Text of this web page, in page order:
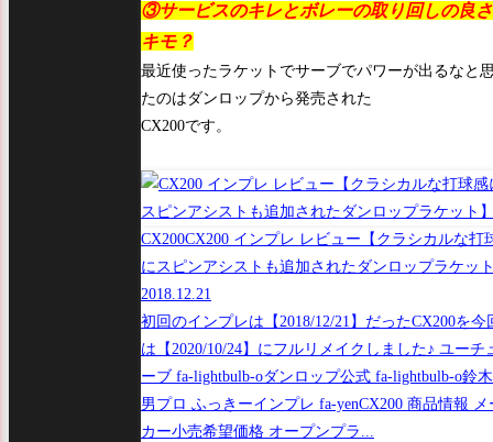
③サービスのキレとボレーの取り回しの良
キモ？
最近使ったラケットでサーブでパワーが出るなと
たのはダンロップから発売された
CX200です。
CX200CX200 インプレ レビュー【クラシカルな打
にスピンアシストも追加されたダンロップラケッ
2018.12.21
初回のインプレは【2018/12/21】だったCX200を今
は【2020/10/24】にフルリメイクしました♪ ユーチ
ーブ fa-lightbulb-oダンロップ公式 fa-lightbulb-o鈴
男プロ ふっきーインプレ fa-yenCX200 商品情報 メ
カー小売希望価格 オープンプラ...